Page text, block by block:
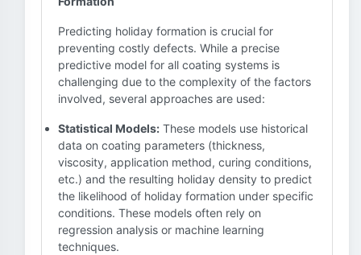
Predicting holiday formation is crucial for
preventing costly defects. While a precise
predictive model for all coating systems is
challenging due to the complexity of the factors
involved, several approaches are used:
Statistical Models: These models use historical
data on coating parameters (thickness,
viscosity, application method, curing conditions,
etc.) and the resulting holiday density to predict
the likelihood of holiday formation under specific
conditions. These models often rely on
regression analysis or machine learning
techniques.